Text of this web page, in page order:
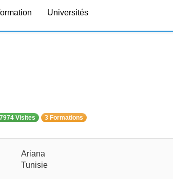
Universités
7974 Visites 3 Formations
Ariana
Tunisie